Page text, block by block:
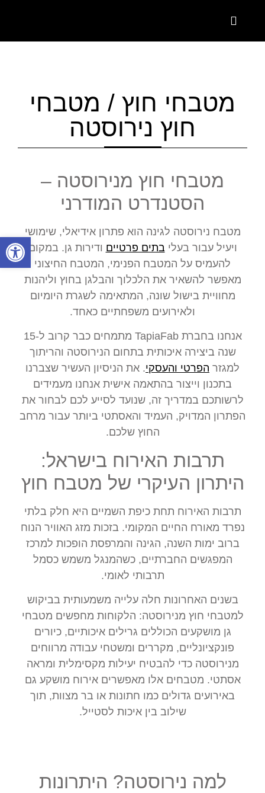
פתח
מטבחי חוץ / מטבחי
חוץ נירוסטה
מטבחי חוץ מנירוסטה –
הסטנדרט המודרני
מטבח נירוסטה לגינה הוא פתרון אידיאלי, שימושי
ויעיל עבור בעלי בתים פרטיים ודירות גן. במקום
להעמיס על המטבח הפנימי, המטבח החיצוני
מאפשר להשאיר את הלכלוך והבלגן בחוץ וליהנות
מחוויית בישול שונה, המתאימה לשגרת היומיום
ולאירועים משפחתיים כאחד.
אנחנו בחברת TapiaFab מתמחים כבר קרוב ל-15
שנה ביצירה איכותית בתחום הנירוסטה והריתוך
למגזר הפרטי והעסקי. את הניסיון העשיר שצברנו
בתכנון וייצור בהתאמה אישית אנחנו מעמידים
לרשותכם במדריך זה, שנועד לסייע לכם לבחור את
הפתרון המדויק, העמיד והאסתטי ביותר עבור מרחב
החוץ שלכם.
תרבות האירוח בישראל:
היתרון העיקרי של מטבח חוץ
תרבות האירוח תחת כיפת השמיים היא חלק בלתי
נפרד מאורח החיים המקומי. בזכות מזג האוויר הנוח
ברוב ימות השנה, הגינה והמרפסת הופכות למרכז
המפגשים החברתיים, כשהמנגל משמש כסמל
תרבותי לאומי.
בשנים האחרונות חלה עלייה משמעותית בביקוש
למטבחי חוץ מנירוסטה: הלקוחות מחפשים מטבחי
גן מושקעים הכוללים גרילים איכותיים, כיורים
פונקציונליים, מקררים ומשטחי עבודה מרווחים
מנירוסטה כדי להבטיח יעילות מקסימלית ומראה
אסתטי. מטבחים אלו מאפשרים אירוח מושקע גם
באירועים גדולים כמו חתונות או בר מצוות, תוך
שילוב בין איכות לסטייל.
למה נירוסטה? היתרונות